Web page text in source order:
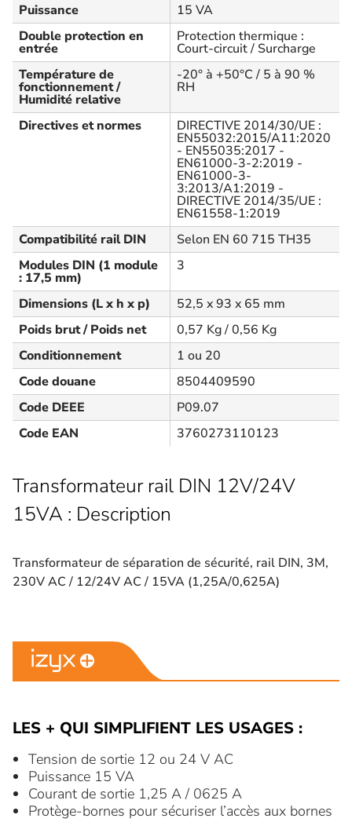
Puissance
15 VA
Double protection en
entrée
Protection thermique :
Court-circuit / Surcharge
Température de
fonctionnement /
Humidité relative
-20° à +50°C / 5 à 90 %
RH
Directives et normes DIRECTIVE 2014/30/UE :
EN55032:2015/A11:2020
- EN55035:2017 -
EN61000-3-2:2019 -
EN61000-3-
3:2013/A1:2019 -
DIRECTIVE 2014/35/UE :
EN61558-1:2019
Compatibilité rail DIN
Selon EN 60 715 TH35
Modules DIN (1 module
: 17,5 mm)
3
Dimensions (L x h x p)
52,5 x 93 x 65 mm
Poids brut / Poids net
0,57 Kg / 0,56 Kg
Conditionnement
1 ou 20
Code douane
8504409590
Code DEEE
P09.07
Code EAN
3760273110123
Transformateur rail DIN 12V/24V
15VA : Description
Transformateur de séparation de sécurité, rail DIN, 3M,
230V AC / 12/24V AC / 15VA (1,25A/0,625A)
LES + QUI SIMPLIFIENT LES USAGES :
Tension de sortie 12 ou 24 V AC
Puissance 15 VA
Courant de sortie 1,25 A / 0625 A
Protège-bornes pour sécuriser l’accès aux bornes